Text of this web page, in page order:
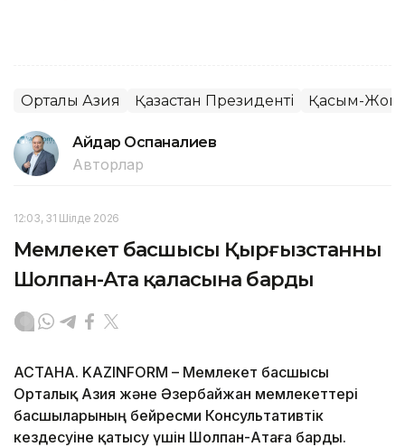
Орталық Азия Қазақстан Президенті Қасым-
Айдар Оспаналиев
Авторлар
12:03, 31 Шілде 2026
Мемлекет басшысы Қырғызстанның
Шолпан-Ата қаласына барды
АСТАНА. KAZINFORM – Мемлекет басшысы
Орталық Азия және Әзербайжан мемлекеттері
басшыларының бейресми Консультативтік
кездесуіне қатысу үшін Шолпан-Атаға барды.